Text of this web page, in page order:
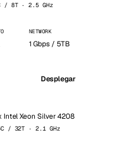
/ 8T · 2.5 GHz
NETWORK
1 Gbps / 5TB
Desplegar
Intel Xeon Silver 4208
/ 32T · 2.1 GHz